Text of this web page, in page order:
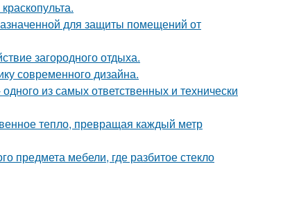
для защиты помещений от
загородного отдыха.
современного дизайна.
из самых ответственных и технически
тепло, превращая каждый метр
предмета мебели, где разбитое стекло